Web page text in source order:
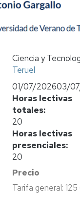
Ciencia y
Teruel
01/07/202603/
Horas lectivas
totales
20
Horas lectivas
presenciales
20
Precio
Tarifa general: